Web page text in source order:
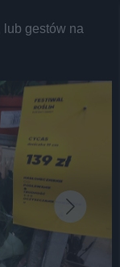
lub gestów na